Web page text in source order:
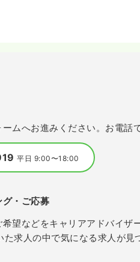
ームへお進みください。お電話
平日 9:00〜18:00
・ご応募
望などをキャリアアドバイザ
た求人の中で気になる求人が